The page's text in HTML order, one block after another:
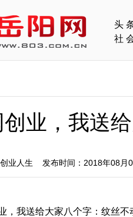
头
社
业，我送
业人生 发布时间：2018年08月
，我送给大家八个字：纹丝